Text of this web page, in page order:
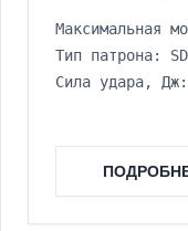
Максимальная
Тип патрона:
Сила удара,